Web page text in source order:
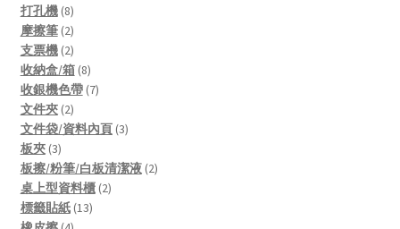
打孔機 88
products
摩擦筆 22
products
支票機 22
products
收納盒/箱 88
products
收銀機色帶 77
文件夾 22
products
文件袋/資料內頁 33
板夾 33
products
板擦/粉筆/白板清潔液 22
桌上型資料櫃 22
標籤貼紙 1313